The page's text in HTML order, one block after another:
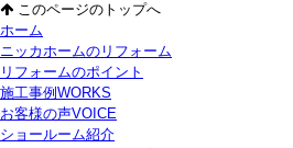
このページのトップへ
ホーム
ニッカホームのリフォーム
リフォームのポイント
施工事例 WORKS
お客様の声VOICE
ショールーム紹介